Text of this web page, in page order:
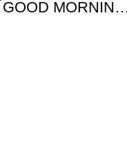
GOOD MORNING